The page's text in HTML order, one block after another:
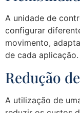
A unidade de
configurar
movimento,
de cada aplicação.
Redução
A utilização de